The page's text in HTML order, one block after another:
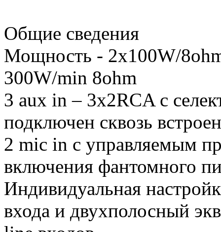
Общие сведения
Мощность - 2x100W/
300W/min 8ohm
3 aux in – 3x2RCA с
подключен сквозь
2 mic in с управляемым
включения фантомного
Индивидуальная
входа и двухполосный